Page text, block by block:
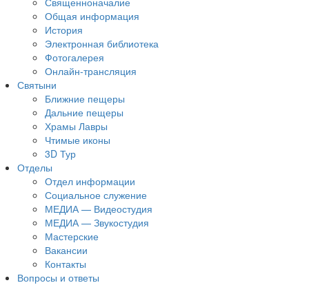
Общая информация
История
Электронная библиотека
Фотогалерея
Онлайн-трансляция
Святыни
Ближние пещеры
Дальние пещеры
Храмы Лавры
Чтимые иконы
3D Тур
Отделы
Отдел информации
Социальное служение
МЕДИА — Видеостудия
МЕДИА — Звукостудия
Мастерские
Вакансии
Контакты
Вопросы и ответы